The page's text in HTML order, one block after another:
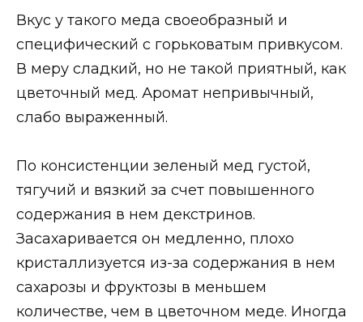
Вкус у такого меда своеобразный и
специфический с горьковатым привкусом.
В меру сладкий, но не такой приятный, как
цветочный мед. Аромат непривычный,
слабо выраженный.
По консистенции зеленый мед густой,
тягучий и вязкий за счет повышенного
содержания в нем декстринов.
Засахаривается он медленно, плохо
кристаллизуется из-за содержания в нем
сахарозы и фруктозы в меньшем
количестве, чем в цветочном меде. Иногда